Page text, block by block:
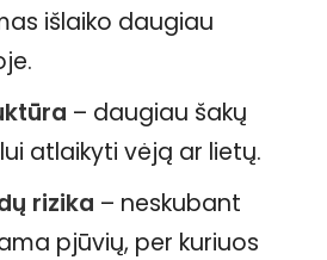
išlaiko daugiau
– daugiau šakų
atlaikyti vėją ar lietų.
rizika – neskubant
pjūvių, per kuriuos